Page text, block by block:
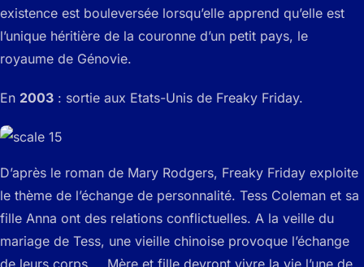
existence est bouleversée lorsqu’elle apprend qu’elle est
l’unique héritière de la couronne d’un petit pays, le
royaume de Génovie.
En 2003 : sortie aux Etats-Unis de Freaky Friday.
D’après le roman de Mary Rodgers, Freaky Friday exploite
le thème de l’échange de personnalité. Tess Coleman et sa
fille Anna ont des relations conflictuelles. A la veille du
mariage de Tess, une vieille chinoise provoque l’échange